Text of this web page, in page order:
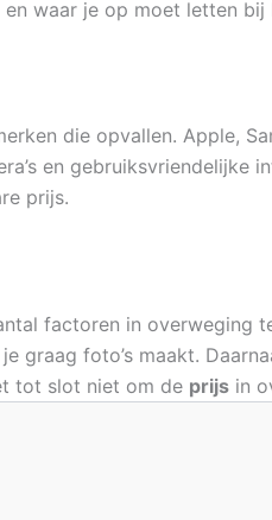
waar je op moet letten bij
die opvallen. Apple,
en gebruiksvriendelijke
prijs.
factoren in overweging
graag foto’s maakt.
tot slot niet om de prijs in